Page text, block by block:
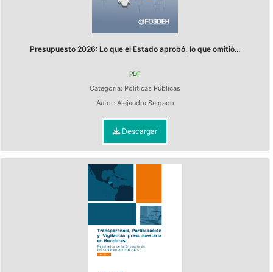
Presupuesto 2026: Lo que el Estado aprobó, lo que omitió...
PDF
Categoría: Políticas Públicas
Autor: Alejandra Salgado
Descargar